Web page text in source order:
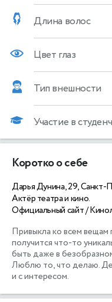
Длина волос
Цвет глаз
Тип внешности
Участие в
Коротко о себе
Дарья Дунина, 29, Санкт-
Актёр театра и кино.
Официальный сайт /
Привыкла ко всем вещам
получится что-то
быть даже в
Люблю то, что делаю.